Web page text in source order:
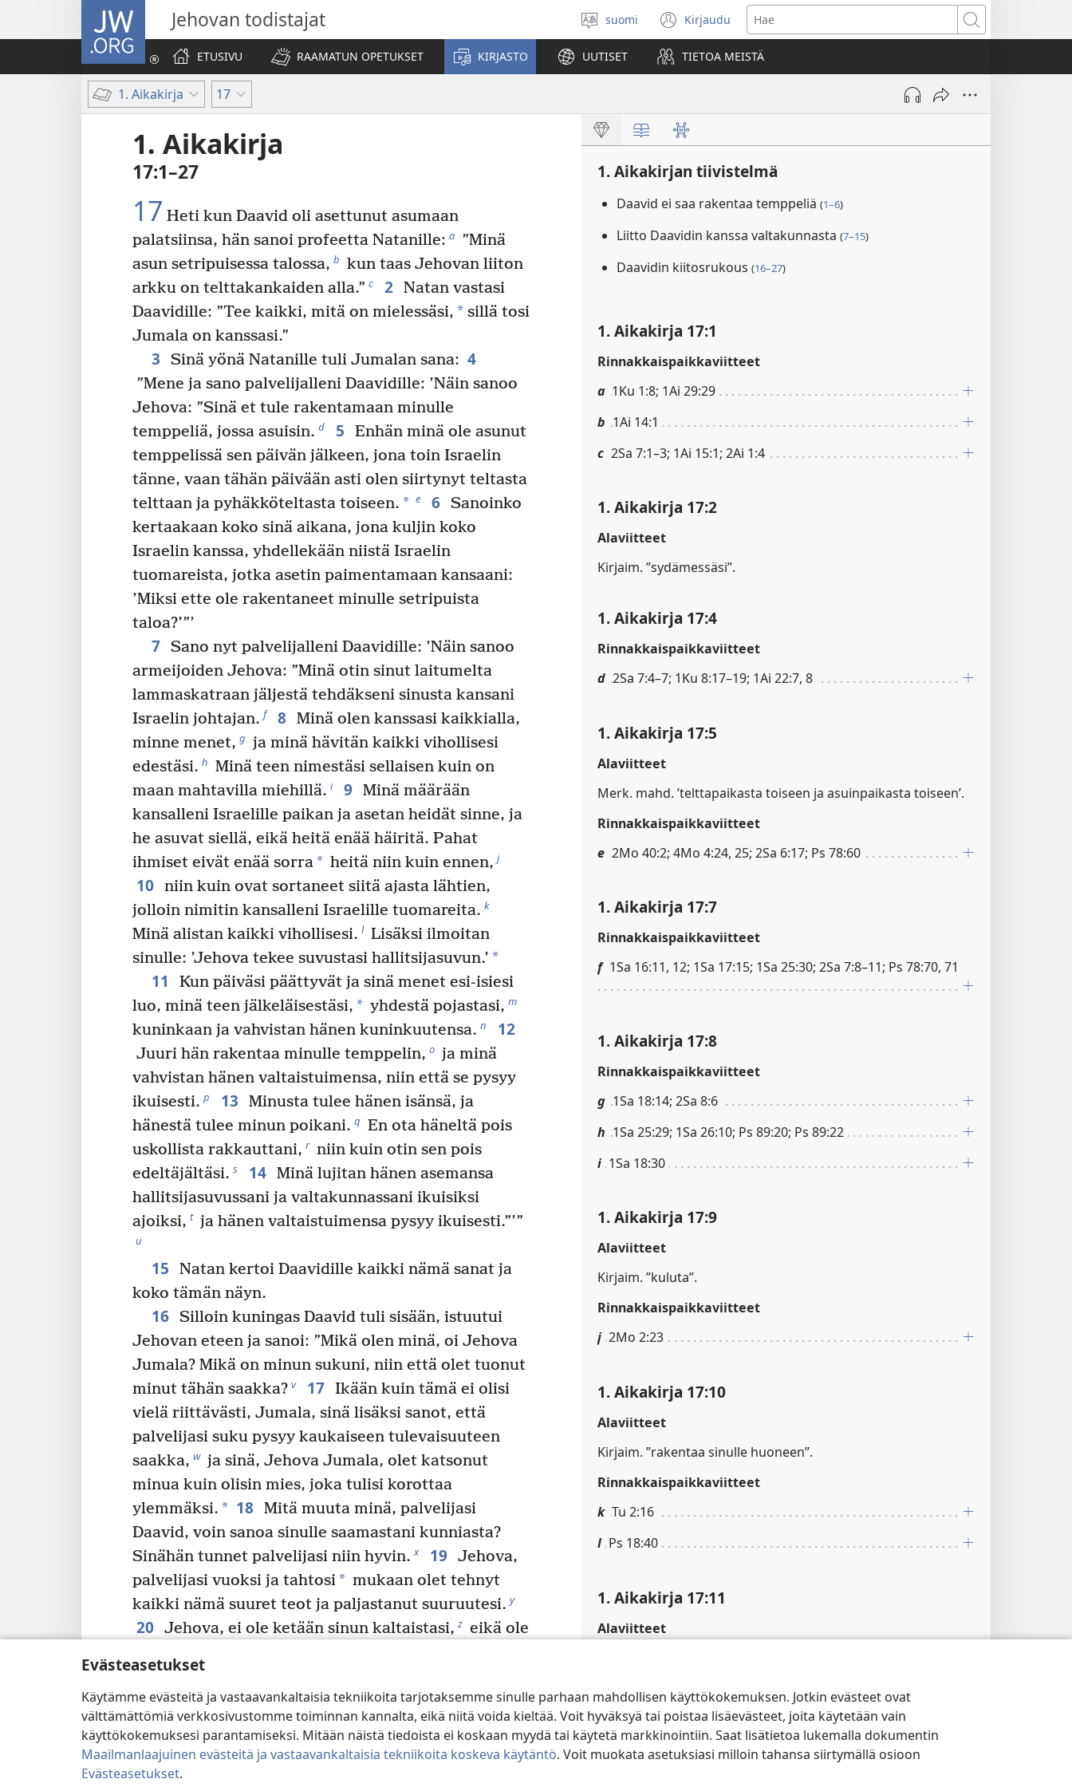
Evästeasetukset
Käytämme evästeitä ja vastaavankaltaisia tekniikoita tarjotaksemme sinulle parhaan mahdollisen käyttökokemuksen. Jotkin evästeet ovat
välttämättömiä verkkosivustomme toiminnan kannalta, eikä niitä voida kieltää. Voit hyväksyä tai poistaa lisäevästeet, joita käytetään vain
käyttökokemuksesi parantamiseksi. Mitään näistä tiedoista ei koskaan myydä tai käytetä markkinointiin. Saat lisätietoa lukemalla dokumentin
Maailmanlaajuinen evästeitä ja vastaavankaltaisia tekniikoita koskeva käytäntö. Voit muokata asetuksiasi milloin tahansa siirtymällä osioon
Evästeasetukset.
JW.ORG Jehovan todistajat
Valitse
kieli
suomi Kirjaudu
(avaa
uuden
ikkunan)
Hae
ETUSIVU
RAAMATUN OPETUKSET KIRJASTO UUTISET TIETOA MEISTÄ
1. Aikakirja 17
1. Aikakirja
17:1–27
17 Heti kun Daavid oli asettunut asumaan
palatsiinsa, hän sanoi profeetta Natanille: a ”Minä
asun setripuisessa talossa, b kun taas Jehovan liiton
arkku on telttakankaiden alla.” c 2 Natan vastasi
Daavidille: ”Tee kaikki, mitä on mielessäsi, * sillä tosi
Jumala on kanssasi.”
3 Sinä yönä Natanille tuli Jumalan sana: 4
”Mene ja sano palvelijalleni Daavidille: ’Näin sanoo
Jehova: ”Sinä et tule rakentamaan minulle
temppeliä, jossa asuisin. d 5
Enhän minä ole asunut
temppelissä sen päivän jälkeen, jona toin Israelin
tänne, vaan tähän päivään asti olen siirtynyt teltasta
telttaan ja pyhäkköteltasta toiseen. * e 6 Sanoinko
kertaakaan koko sinä aikana, jona kuljin koko
Israelin kanssa, yhdellekään niistä Israelin
tuomareista, jotka asetin paimentamaan kansaani:
’Miksi ette ole rakentaneet minulle setripuista
taloa?’”’
7 Sano nyt palvelijalleni Daavidille: ’Näin sanoo
armeijoiden Jehova: ”Minä otin sinut laitumelta
lammaskatraan jäljestä tehdäkseni sinusta kansani
Israelin johtajan. f 8 Minä olen kanssasi kaikkialla,
minne menet, g ja minä hävitän kaikki vihollisesi
edestäsi. h Minä teen nimestäsi sellaisen kuin on
maan mahtavilla miehillä. i 9 Minä määrään
kansalleni Israelille paikan ja asetan heidät sinne, ja
he asuvat siellä, eikä heitä enää häiritä. Pahat
ihmiset eivät enää sorra* heitä niin kuin ennen, j
10 niin kuin ovat sortaneet siitä ajasta lähtien,
jolloin nimitin kansalleni Israelille tuomareita. k
Minä alistan kaikki vihollisesi. l Lisäksi ilmoitan
sinulle: ’Jehova tekee suvustasi hallitsijasuvun.’ *
11
Kun päiväsi päättyvät ja sinä menet esi-isiesi
luo, minä teen jälkeläisestäsi, * yhdestä pojastasi, m
kuninkaan ja vahvistan hänen kuninkuutensa. n 12
Juuri hän rakentaa minulle temppelin, o ja minä
vahvistan hänen valtaistuimensa, niin että se pysyy
ikuisesti. p 13
Minusta tulee hänen isänsä, ja
hänestä tulee minun poikani. q En ota häneltä pois
uskollista rakkauttani, r niin kuin otin sen pois
edeltäjältäsi. s 14 Minä lujitan hänen asemansa
hallitsijasuvussani ja valtakunnassani ikuisiksi
ajoiksi, t ja hänen valtaistuimensa pysyy ikuisesti.”’”
u
15
Natan kertoi Daavidille kaikki nämä sanat ja
koko tämän näyn.
16 Silloin kuningas Daavid tuli sisään, istuutui
Jehovan eteen ja sanoi: ”Mikä olen minä, oi Jehova
Jumala? Mikä on minun sukuni, niin että olet tuonut
minut tähän saakka? v 17 Ikään kuin tämä ei olisi
vielä riittävästi, Jumala, sinä lisäksi sanot, että
palvelijasi suku pysyy kaukaiseen tulevaisuuteen
saakka, w ja sinä, Jehova Jumala, olet katsonut
minua kuin olisin mies, joka tulisi korottaa
ylemmäksi. * 18 Mitä muuta minä, palvelijasi
Daavid, voin sanoa sinulle saamastani kunniasta?
Sinähän tunnet palvelijasi niin hyvin. x 19 Jehova,
palvelijasi vuoksi ja tahtosi* mukaan olet tehnyt
kaikki nämä suuret teot ja paljastanut suuruutesi. y
20 Jehova, ei ole ketään sinun kaltaistasi, z eikä ole
korvillamme kuulleet, vahvistaa sen todeksi.
Mikä toinen kansa maan päällä on kansasi Israelin
kaltainen? b Tosi Jumala lunasti sen omaksi
kansakseen. c Sinä loit itsellesi nimeä suurilla ja
kunnioitusta herättävillä teoillasi,
1. Aikakirjan tiivistelmä
Daavid ei saa rakentaa temppeliä (1–6)
Liitto Daavidin kanssa valtakunnasta (7–15)
Daavidin kiitosrukous (16–27)
1. Aikakirja 17:1
Rinnakkaispaikkaviitteet
a 1Ku 1:8; 1Ai 29:29
b 1Ai 14:1
c 2Sa 7:1–3; 1Ai 15:1; 2Ai 1:4
1. Aikakirja 17:2
Alaviitteet
Kirjaim. ”sydämessäsi”.
1. Aikakirja 17:4
Rinnakkaispaikkaviitteet
d 2Sa 7:4–7; 1Ku 8:17–19; 1Ai 22:7, 8
1. Aikakirja 17:5
Alaviitteet
Merk. mahd. ’telttapaikasta toiseen ja asuinpaikasta toiseen’.
Rinnakkaispaikkaviitteet
e 2Mo 40:2; 4Mo 4:24, 25; 2Sa 6:17; Ps 78:60
1. Aikakirja 17:7
Rinnakkaispaikkaviitteet
f 1Sa 16:11, 12; 1Sa 17:15; 1Sa 25:30; 2Sa 7:8–11; Ps 78:70, 71
1. Aikakirja 17:8
Rinnakkaispaikkaviitteet
g 1Sa 18:14; 2Sa 8:6
h 1Sa 25:29; 1Sa 26:10; Ps 89:20; Ps 89:22
i 1Sa 18:30
1. Aikakirja 17:9
Alaviitteet
Kirjaim. ”kuluta”.
Rinnakkaispaikkaviitteet
j 2Mo 2:23
1. Aikakirja 17:10
Alaviitteet
Kirjaim. ”rakentaa sinulle huoneen”.
Rinnakkaispaikkaviitteet
k Tu 2:16
l Ps 18:40
1. Aikakirja 17:11
Alaviitteet
Rinnakkaispaikkaviitteet
m 1Ku 8:20; Ps 132:11
n 2Sa 7:12–17; 1Ku 9:5; 1Ai 28:5; Jer 23:5